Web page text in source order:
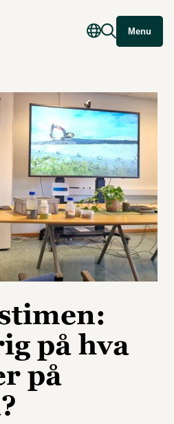
Menu
på hva
på